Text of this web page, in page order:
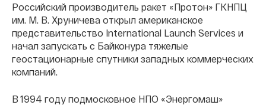
Российский производитель ракет «Протон» ГКНПЦ
им. М. В. Хруничева открыл американское
представительство International Launch Services и
начал запускать с Байконура тяжелые
геостационарные спутники западных коммерческих
компаний.
В 1994 году подмосковное НПО «Энергомаш»